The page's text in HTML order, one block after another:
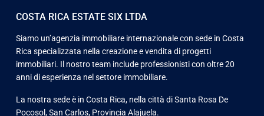
COSTA RICA ESTATE SIX LTDA
Siamo un’agenzia immobiliare internazionale con sede in Costa
Rica specializzata nella creazione e vendita di progetti
immobiliari. Il nostro team include professionisti con oltre 20
anni di esperienza nel settore immobiliare.
La nostra sede è in Costa Rica, nella città di Santa Rosa De
Pocosol, San Carlos, Provincia Alajuela.